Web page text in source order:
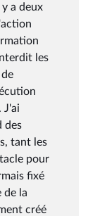
a deux
les
J'ai
des
tant les
pour
fixé
de la
créé